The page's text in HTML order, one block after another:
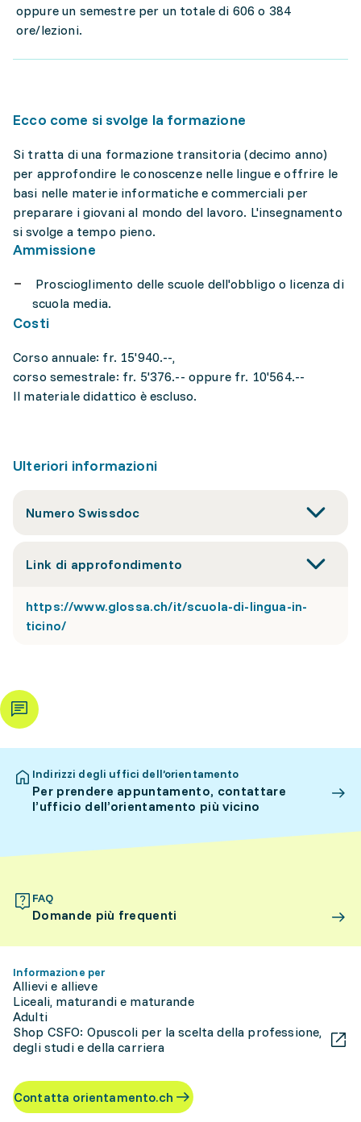
oppure un semestre per un totale di 606 o 384
ore/lezioni.
Ecco come si svolge la formazione
Si tratta di una formazione transitoria (decimo anno)
per approfondire le conoscenze nelle lingue e offrire le
basi nelle materie informatiche e commerciali per
preparare i giovani al mondo del lavoro. L'insegnamento
si svolge a tempo pieno.
Ammissione
Proscioglimento delle scuole dell'obbligo o licenza di
scuola media.
Costi
Corso annuale: fr. 15'940.--,
corso semestrale: fr. 5'376.-- oppure fr. 10'564.--
Il materiale didattico è escluso.
Ulteriori informazioni
Numero Swissdoc
Link di approfondimento
https://www.glossa.ch/it/scuola-di-lingua-in-
ticino/
Indirizzi degli uffici dell’orientamento
Per prendere appuntamento, contattare
l’ufficio dell’orientamento più vicino
FAQ
Domande più frequenti
Informazione per
Allievi e allieve
Liceali, maturandi e maturande
Adulti
Shop CSFO: Opuscoli per la scelta della professione,
degli studi e della carriera
Contatta orientamento.ch